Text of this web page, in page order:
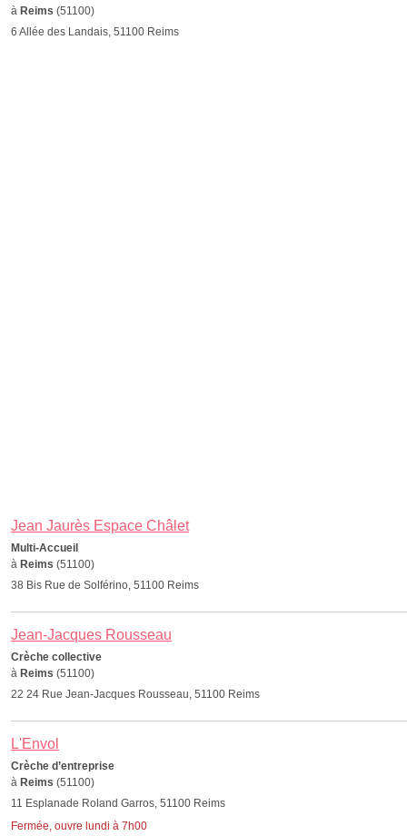
à Reims (51100)
6 Allée des Landais, 51100 Reims
Jean Jaurès Espace Châlet
Multi-Accueil
à Reims (51100)
38 Bis Rue de Solférino, 51100 Reims
Jean-Jacques Rousseau
Crèche collective
à Reims (51100)
22 24 Rue Jean-Jacques Rousseau, 51100 Reims
L'Envol
Crèche d’entreprise
à Reims (51100)
11 Esplanade Roland Garros, 51100 Reims
Fermée, ouvre lundi à 7h00